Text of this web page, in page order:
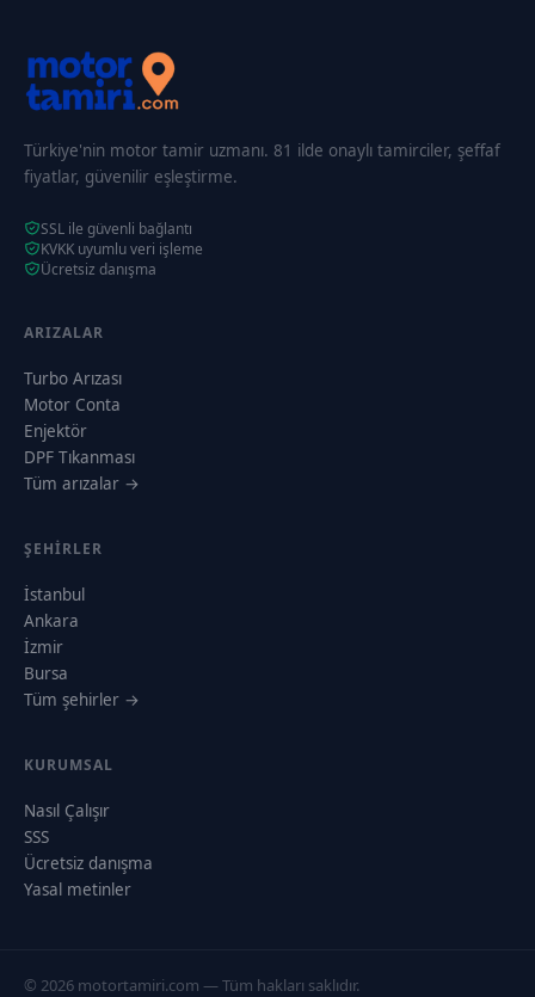
Türkiye'nin motor tamir uzmanı. 81 ilde onaylı tamirciler, şeffaf
fiyatlar, güvenilir eşleştirme.
SSL ile güvenli bağlantı
KVKK uyumlu veri işleme
Ücretsiz danışma
ARIZALAR
Turbo Arızası
Motor Conta
Enjektör
DPF Tıkanması
Tüm arızalar →
ŞEHIRLER
İstanbul
Ankara
İzmir
Bursa
Tüm şehirler →
KURUMSAL
Nasıl Çalışır
SSS
Ücretsiz danışma
Yasal metinler
© 2026 motortamiri.com — Tüm hakları saklıdır.